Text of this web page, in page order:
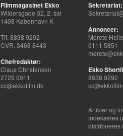
Filmmagasinet Ekko
Wildersgade 32, 2. sal
1408 København K
Tlf. 8838 9292
CVR. 3468 8443
Chefredaktør:
Claus Christensen
2729 0011
cc@ekkofilm.dk
Sekretariat:
Annoncer:
Merete
6111 5851
Ekko
8838 9292
Artikler og
indekseres
distribueres